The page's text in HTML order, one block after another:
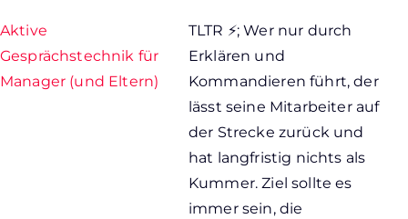
Aktive
Gesprächstechnik für
Manager (und Eltern)
TLTR ⚡; Wer nur durch
Erklären und
Kommandieren führt, der
lässt seine Mitarbeiter auf
der Strecke zurück und
hat langfristig nichts als
Kummer. Ziel sollte es
immer sein, die